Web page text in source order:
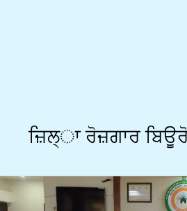
ਜ਼ਿਲ੍ਾ ਰੋਜ਼ਗਾਰ
ਜ਼ਿਲ੍ਹਾ